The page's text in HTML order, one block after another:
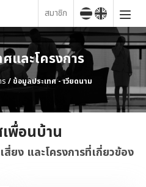
สมาชิก
และโครงการ
ข้อมูลประเทศ - เวียดนาม
เพื่อนบ้าน
ยง และโครงการที่เกี่ยวข้อง